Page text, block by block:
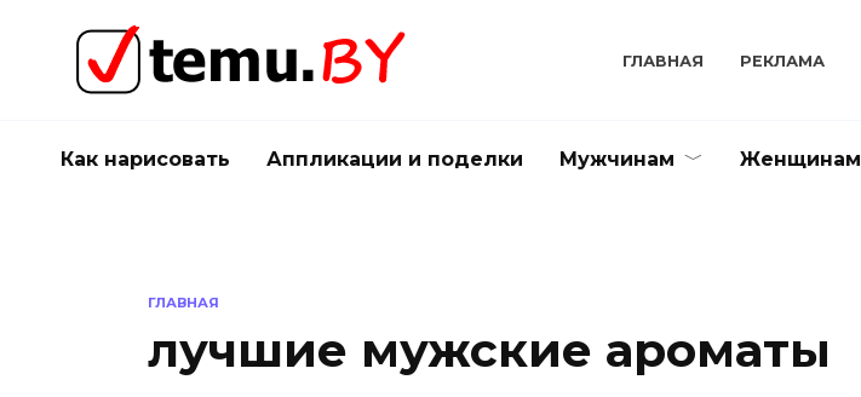
содержанию
ГЛАВНАЯ РЕКЛАМА
Как нарисовать Аппликации и поделки Мужчинам Женщинам
ГЛАВНАЯ
лучшие мужские ароматы